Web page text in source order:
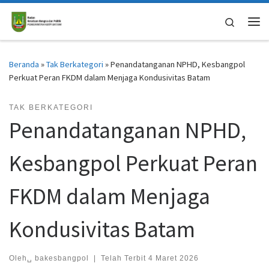
Skip to content
Search
Beranda »Tak Berkategori »Penandatanganan NPHD, Kesbangpol
Perkuat Peran FKDM dalam Menjaga Kondusivitas Batam
TAK BERKATEGORI
Penandatanganan NPHD,
Kesbangpol Perkuat Peran
FKDM dalam Menjaga
Kondusivitas Batam
Oleh␣ bakesbangpol | Telah Terbit 4 Maret 2026